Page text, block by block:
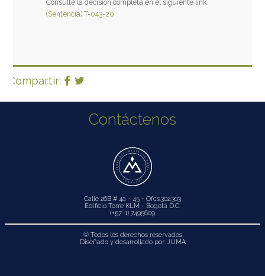
Consulte la decisión completa en el siguiente link:
(Sentencia) T-043-20
Compartir:
Contáctenos
Calle 26B # 4a - 45 - Ofcs.302.303
Edificio Torre KLM - Bogotá D.C.
(+57-1) 7495609
© Todos los derechos reservados
Diseñado y desarrollado por:JUMA